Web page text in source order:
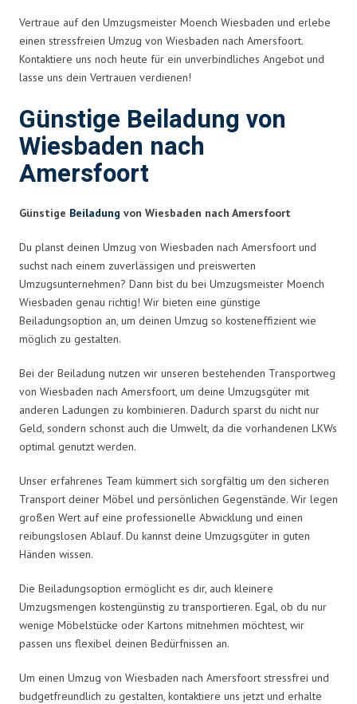
Vertraue auf den Umzugsmeister Moench Wiesbaden und erlebe
einen stressfreien Umzug von Wiesbaden nach Amersfoort.
Kontaktiere uns noch heute für ein unverbindliches Angebot und
lasse uns dein Vertrauen verdienen!
Günstige Beiladung von
Wiesbaden nach
Amersfoort
Günstige Beiladung von Wiesbaden nach Amersfoort
Du planst deinen Umzug von Wiesbaden nach Amersfoort und
suchst nach einem zuverlässigen und preiswerten
Umzugsunternehmen? Dann bist du bei Umzugsmeister Moench
Wiesbaden genau richtig! Wir bieten eine günstige
Beiladungsoption an, um deinen Umzug so kosteneffizient wie
möglich zu gestalten.
Bei der Beiladung nutzen wir unseren bestehenden Transportweg
von Wiesbaden nach Amersfoort, um deine Umzugsgüter mit
anderen Ladungen zu kombinieren. Dadurch sparst du nicht nur
Geld, sondern schonst auch die Umwelt, da die vorhandenen LKWs
optimal genutzt werden.
Unser erfahrenes Team kümmert sich sorgfältig um den sicheren
Transport deiner Möbel und persönlichen Gegenstände. Wir legen
großen Wert auf eine professionelle Abwicklung und einen
reibungslosen Ablauf. Du kannst deine Umzugsgüter in guten
Händen wissen.
Die Beiladungsoption ermöglicht es dir, auch kleinere
Umzugsmengen kostengünstig zu transportieren. Egal, ob du nur
wenige Möbelstücke oder Kartons mitnehmen möchtest, wir
passen uns flexibel deinen Bedürfnissen an.
Um einen Umzug von Wiesbaden nach Amersfoort stressfrei und
budgetfreundlich zu gestalten, kontaktiere uns jetzt und erhalte